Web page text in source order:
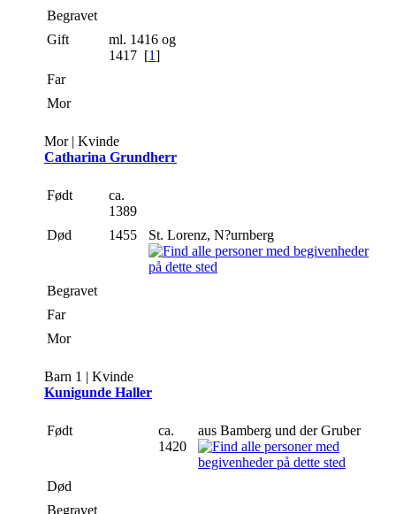
Begravet
Gift
ml. 1416 og
1417 [1]
Far
Mor
Mor | Kvinde
Catharina Grundherr
Født
ca.
1389
Død
1455 St. Lorenz, N?urnberg
Begravet
Far
Mor
Barn 1 | Kvinde
Kunigunde Haller
Født
ca.
1420
aus Bamberg und der Gruber
Død
Begravet